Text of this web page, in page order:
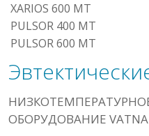
XARIOS 600 MT
PULSOR 400 MT
PULSOR 600 MT
ОБОРУДОВАНИЕ VATNA